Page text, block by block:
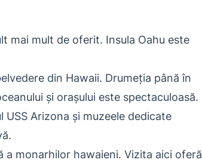
mai mult de oferit. Insula Oahu este
din Hawaii. Drumeția până în
și orașului este spectaculoasă.
Arizona și muzeele dedicate
monarhilor hawaieni. Vizita aici oferă